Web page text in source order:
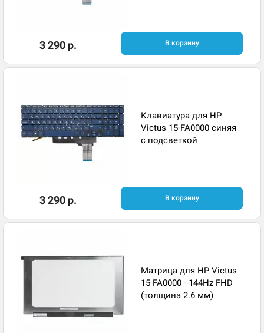
3 290 р. В корзину
Клавиатура для HP
Victus 15-FA0000 синяя
с подсветкой
3 290 р. В корзину
Матрица для HP Victus
15-FA0000 - 144Hz FHD
(толщина 2.6 мм)